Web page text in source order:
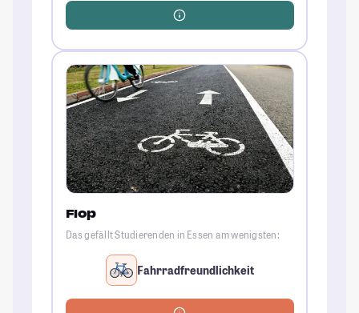
Flop
Das gefällt Studierenden in Essen am wenigsten:
Fahrradfreundlichkeit